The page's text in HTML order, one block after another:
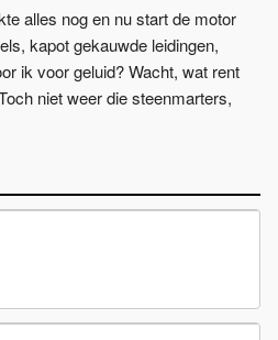
alles nog en nu start de motor
kapot gekauwde leidingen,
ik voor geluid? Wacht, wat rent
niet weer die steenmarters,